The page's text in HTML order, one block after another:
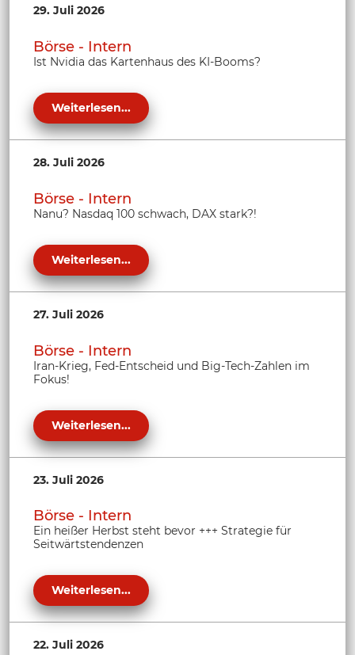
29. Juli 2026
Börse - Intern
Ist Nvidia das Kartenhaus des KI-Booms?
Weiterlesen...
28. Juli 2026
Börse - Intern
Nanu? Nasdaq 100 schwach, DAX stark?!
Weiterlesen...
27. Juli 2026
Börse - Intern
Iran-Krieg, Fed-Entscheid und Big-Tech-Zahlen im
Fokus!
Weiterlesen...
23. Juli 2026
Börse - Intern
Ein heißer Herbst steht bevor +++ Strategie für
Seitwärtstendenzen
Weiterlesen...
22. Juli 2026